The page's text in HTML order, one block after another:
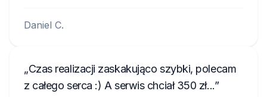
Daniel C.
Czas realizacji zaskakująco szybki, polecam
z całego serca :) A serwis chciał 350 zł...